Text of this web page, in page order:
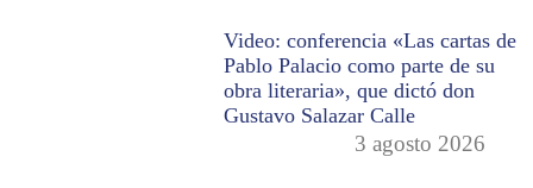
Video: conferencia «Las cartas de
Pablo Palacio como parte de su
obra literaria», que dictó don
Gustavo Salazar Calle
3 agosto 2026